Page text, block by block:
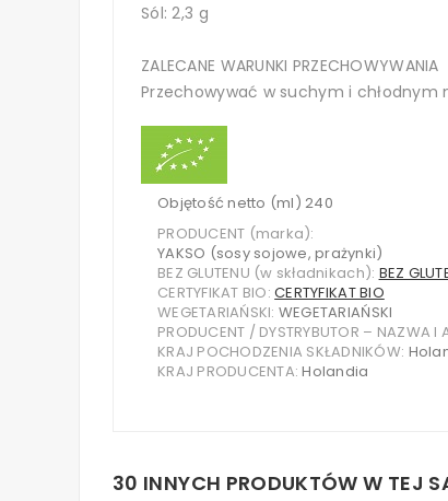
Sól: 2,3 g
ZALECANE WARUNKI PRZECHOWYWANIA
Przechowywać w suchym i chłodnym
Objętość netto (ml) 240
PRODUCENT (marka):
YAKSO (sosy sojowe, prażynki)
BEZ GLUTENU (w składnikach): BEZ
CERTYFIKAT BIO:CERTYFIKAT BIO
WEGETARIAŃSKI: WEGETARIAŃSKI
PRODUCENT / DYSTRYBUTOR – NAZWA I
KRAJ POCHODZENIA SKŁADNIKÓW:
KRAJ PRODUCENTA:Holandia
30 INNYCH PRODUKTÓW W TEJ